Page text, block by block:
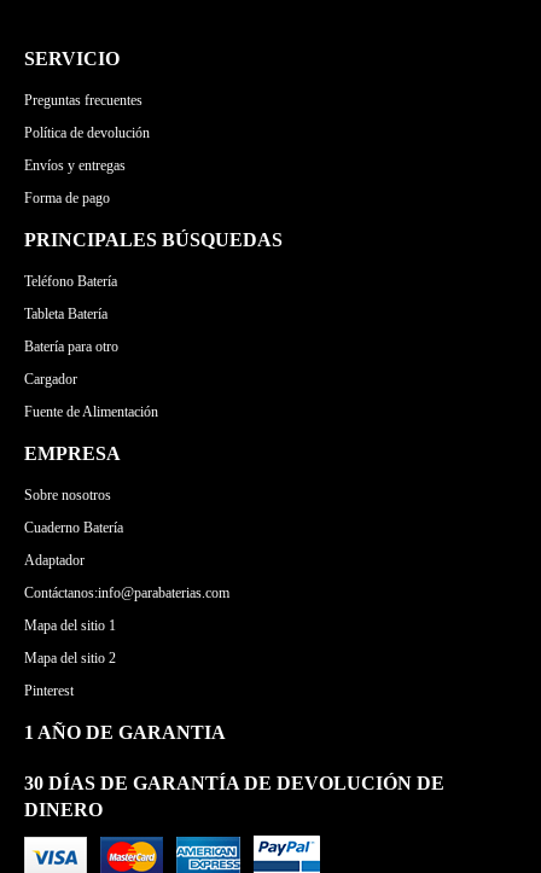
SERVICIO
Preguntas frecuentes
Política de devolución
Envíos y entregas
Forma de pago
PRINCIPALES BÚSQUEDAS
Teléfono Batería
Tableta Batería
Batería para otro
Cargador
Fuente de Alimentación
EMPRESA
Sobre nosotros
Cuaderno Batería
Adaptador
Contáctanos:info@parabaterias.com
Mapa del sitio 1
Mapa del sitio 2
Pinterest
1 AÑO DE GARANTIA
30 DÍAS DE GARANTÍA DE DEVOLUCIÓN DE
DINERO